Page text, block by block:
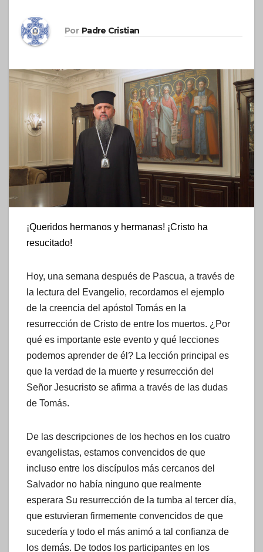
Por Padre Cristian
¡Queridos hermanos y hermanas! ¡Cristo ha
resucitado!
Hoy, una semana después de Pascua, a través de
la lectura del Evangelio, recordamos el ejemplo
de la creencia del apóstol Tomás en la
resurrección de Cristo de entre los muertos. ¿Por
qué es importante este evento y qué lecciones
podemos aprender de él? La lección principal es
que la verdad de la muerte y resurrección del
Señor Jesucristo se afirma a través de las dudas
de Tomás.
De las descripciones de los hechos en los cuatro
evangelistas, estamos convencidos de que
incluso entre los discípulos más cercanos del
Salvador no había ninguno que realmente
esperara Su resurrección de la tumba al tercer día,
que estuvieran firmemente convencidos de que
sucedería y todo el más animó a tal confianza de
los demás. De todos los participantes en los